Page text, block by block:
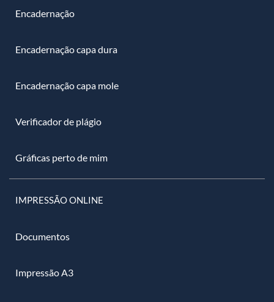
Encadernação
Encadernação capa dura
Encadernação capa mole
Verificador de plágio
Gráficas perto de mim
IMPRESSÃO ONLINE
Documentos
Impressão A3